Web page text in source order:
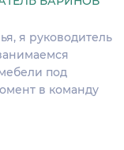
я руководитель
под
в команду